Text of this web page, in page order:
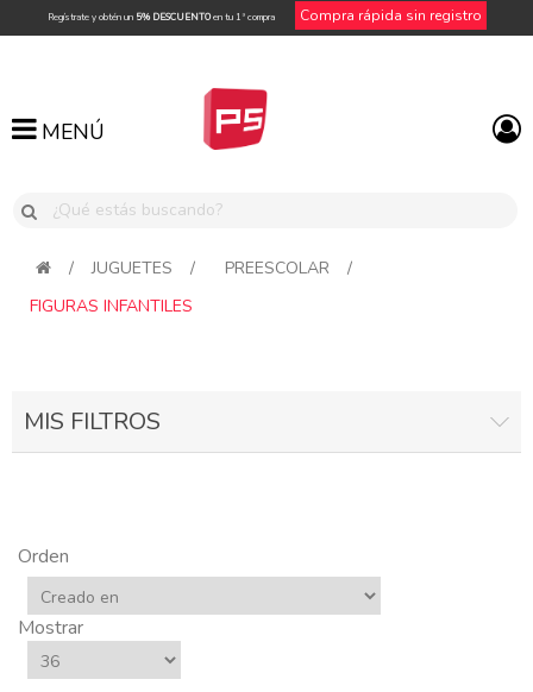
Regístrate y obtén un 5% DESCUENTOen tu 1ª compra Compra rápida sin registro
MENÚ
MENÚ
/ JUGUETES / PREESCOLAR
/
FIGURAS INFANTILES
MIS FILTROS
Orden
Mostrar